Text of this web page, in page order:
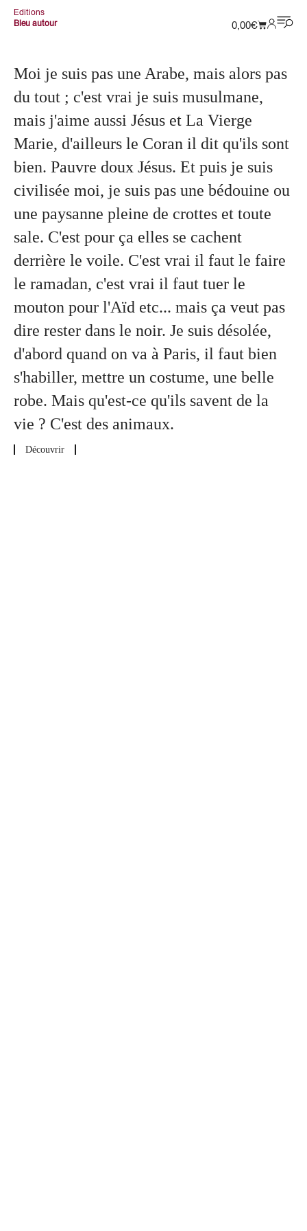
Editions
Bleu autour
0,00€
Moi je suis pas une Arabe, mais alors pas
du tout ; c'est vrai je suis musulmane,
mais j'aime aussi Jésus et La Vierge
Marie, d'ailleurs le Coran il dit qu'ils sont
bien. Pauvre doux Jésus. Et puis je suis
civilisée moi, je suis pas une bédouine ou
une paysanne pleine de crottes et toute
sale. C'est pour ça elles se cachent
derrière le voile. C'est vrai il faut le faire
le ramadan, c'est vrai il faut tuer le
mouton pour l'Aïd etc... mais ça veut pas
dire rester dans le noir. Je suis désolée,
d'abord quand on va à Paris, il faut bien
s'habiller, mettre un costume, une belle
robe. Mais qu'est-ce qu'ils savent de la
vie ? C'est des animaux.
Découvrir